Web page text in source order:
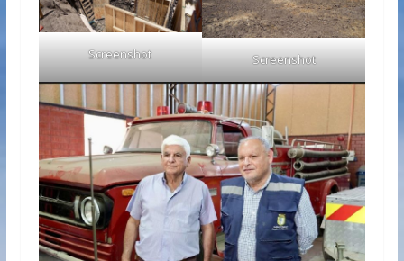
Screenshot Screenshot